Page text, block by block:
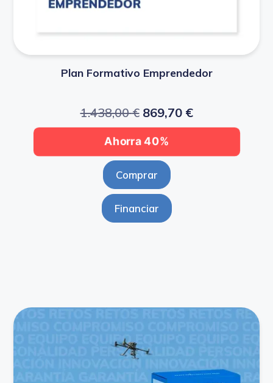
Plan Formativo Emprendedor
1.438,00€ 869,70 €
Ahorra 40%
Comprar
Financiar